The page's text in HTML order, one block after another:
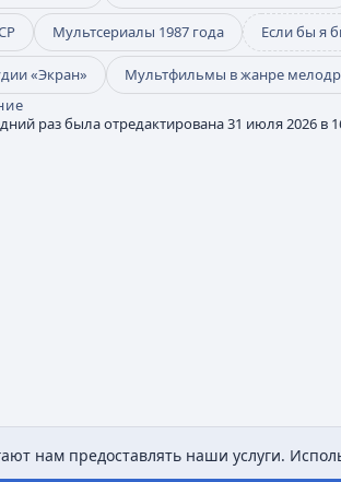
Мультсериалы 1987 года Если бы я
«Экран»
Мультфильмы в жанре
раз была отредактирована 31 июля 2026 в
нам предоставлять наши услуги.